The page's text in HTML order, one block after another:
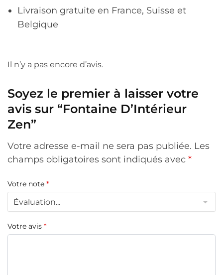
Livraison gratuite en France, Suisse et
Belgique
Il n’y a pas encore d’avis.
Soyez le premier à laisser votre
avis sur “Fontaine D’Intérieur
Zen”
Votre adresse e-mail ne sera pas publiée. Les
champs obligatoires sont indiqués avec *
Votre note *
Votre avis *